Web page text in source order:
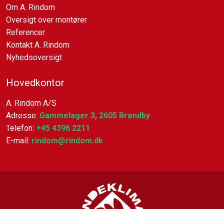
Om A. Rindom
Oversigt over montører​
Referencer
Kontakt A. Rindom
Nyhedsoversigt
​Hovedkontor
A. Rindom A/S
Adresse: Gammelager 3, 2605 Brøndby
Telefon: +45 4396 2211
E-mail: rindom@rindom.dk